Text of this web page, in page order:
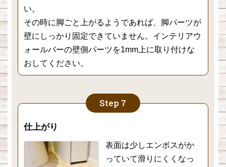
い。
その時に脚ごと上がるようであれば、脚パーツが
壁にしっかり固定できていません。インテリアウ
ォールバーの壁側パーツを1mm上に取り付けな
おしてください。
仕上がり
表面は少しエンボスがか
っていて滑りにくくなっ